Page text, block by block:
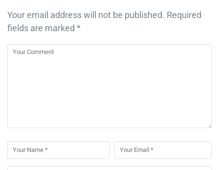
Your email address will not be published. Required
fields are marked *